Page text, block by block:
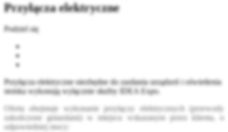
Przyłącza elektryczne
Podziel się
Przyłącza elektryczne niezbędne do zasilania urządzeń i oświetlenia
stoiska wykonują wyłącznie służby IDEA Expo.
Oferta obejmuje wykonanie przyłączy elektrycznych (przewody
zakończone gniazdami) w miejscu wskazanym przez klienta, o
odpowiedniej mocy: